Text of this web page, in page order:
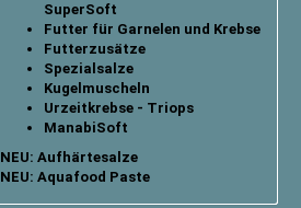
SuperSoft
Futter für Garnelen und Krebse
Futterzusätze
Spezialsalze
Kugelmuscheln
Urzeitkrebse - Triops
ManabiSoft
NEU: Aufhärtesalze
NEU: Aquafood Paste